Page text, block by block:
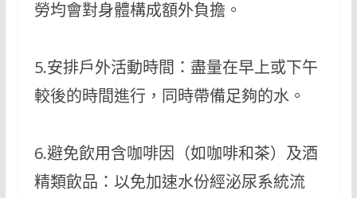
勞均會對身體構成額外負擔。
5.安排戶外活動時間：盡量在早上或下午
較後的時間進行，同時帶備足夠的水。
6.避免飲用含咖啡因（如咖啡和茶）及酒
精類飲品：以免加速水份經泌尿系統流